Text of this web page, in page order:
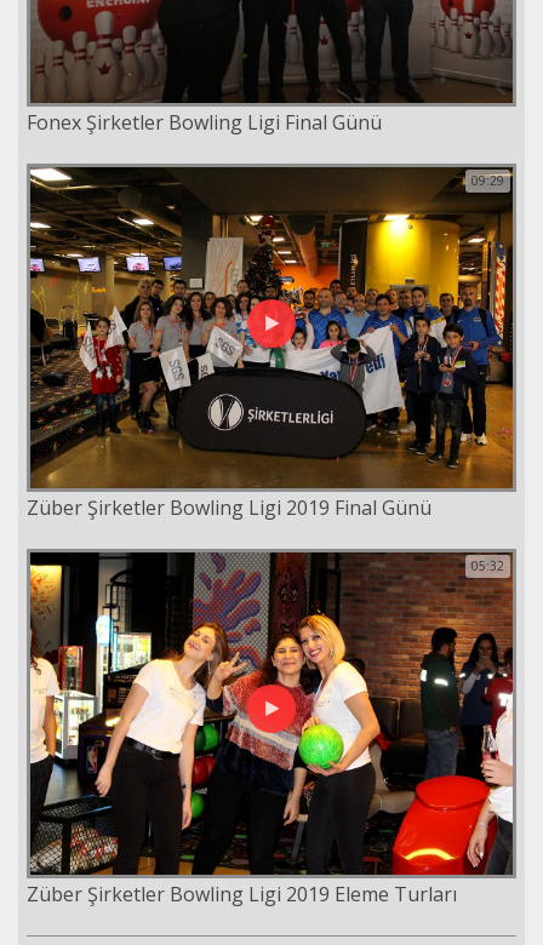
Fonex Şirketler Bowling Ligi Final Günü
Züber Şirketler Bowling Ligi 2019 Final Günü
09:29
Züber Şirketler Bowling Ligi 2019 Eleme Turları
05:32